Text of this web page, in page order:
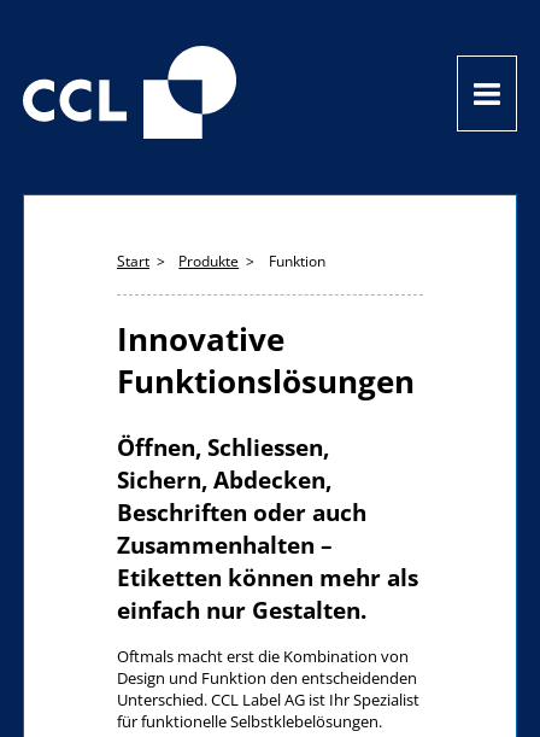
Start Produkte Funktion
Innovative
Funktionslösungen
Öffnen, Schliessen,
Sichern, Abdecken,
Beschriften oder auch
Zusammenhalten –
Etiketten können mehr als
einfach nur Gestalten.
Oftmals macht erst die Kombination von
Design und Funktion den entscheidenden
Unterschied. CCL Label AG ist Ihr Spezialist
für funktionelle Selbstklebelösungen.